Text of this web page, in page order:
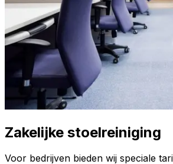
Zakelijke stoelreiniging
Voor bedrijven bieden wij speciale